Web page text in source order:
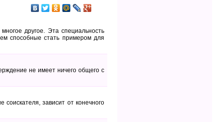
другое. Эта специальность
способные стать примером для
не имеет ничего общего с
зависит от конечного